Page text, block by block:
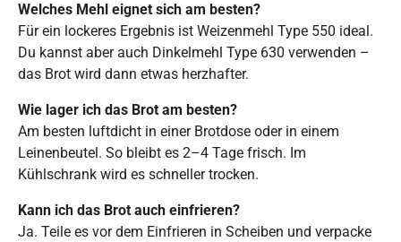
Welches Mehl eignet sich am besten?
Für ein lockeres Ergebnis ist Weizenmehl Type 550 ideal.
Du kannst aber auch Dinkelmehl Type 630 verwenden –
das Brot wird dann etwas herzhafter.
Wie lager ich das Brot am besten?
Am besten luftdicht in einer Brotdose oder in einem
Leinenbeutel. So bleibt es 2–4 Tage frisch. Im
Kühlschrank wird es schneller trocken.
Kann ich das Brot auch einfrieren?
Ja. Teile es vor dem Einfrieren in Scheiben und verpacke